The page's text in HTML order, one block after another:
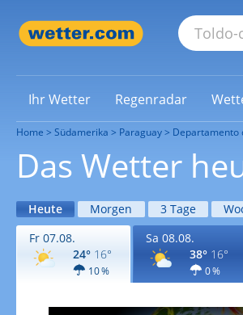
Ihr Wetter Regenradar
Home Südamerika Paraguay Departamento
Das Wetter
Heute Morgen 3 Tage
Fr 07.08.
24° 16°
10 %
Sa 08.08.
38° 16°
0 %